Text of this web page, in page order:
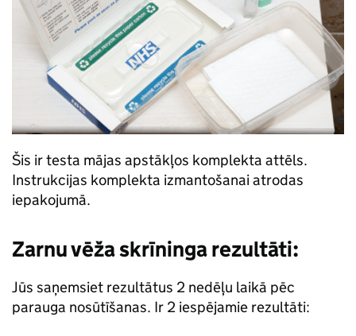
Šis ir testa mājas apstākļos komplekta attēls.
Instrukcijas komplekta izmantošanai atrodas
iepakojumā.
Zarnu vēža skrīninga rezultāti:
Jūs saņemsiet rezultātus 2 nedēļu laikā pēc
parauga nosūtīšanas. Ir 2 iespējamie rezultāti: